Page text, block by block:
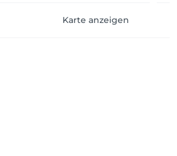
Karte anzeigen